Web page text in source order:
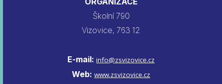
Školní 790
Vizovice, 763 12
E-mail: info@zsvizovice.cz
Web: www.zsvizovice.cz